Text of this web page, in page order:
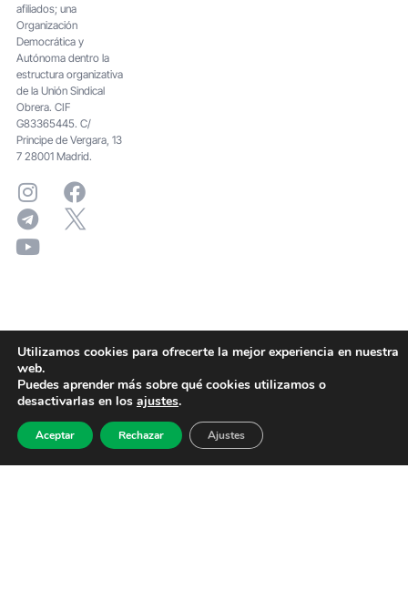
afiliados; una
Organización
Democrática y
Autónoma dentro la
estructura organizativa
de la Unión Sindical
Obrera. CIF
G83365445. C/
Principe de Vergara, 13
7 28001 Madrid.
Utilizamos cookies para ofrecerte la mejor experiencia en nuestra
web.
Puedes aprender más sobre qué cookies utilizamos o
desactivarlas en los ajustes.
Aceptar Rechazar Ajustes